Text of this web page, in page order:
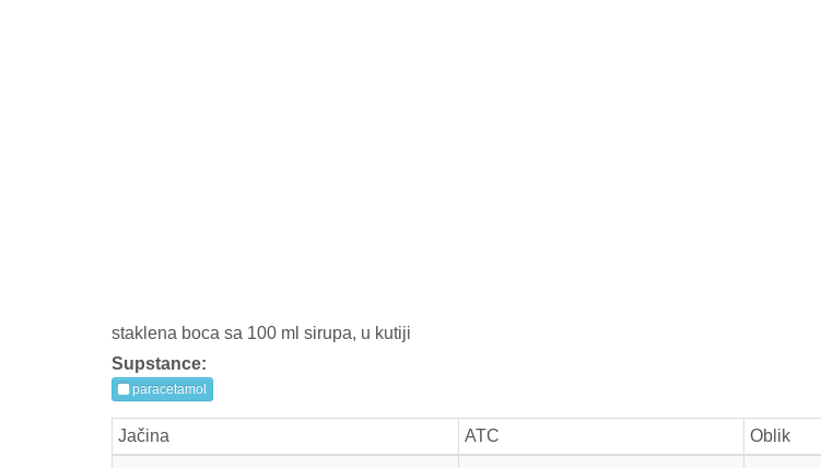
staklena boca sa 100 ml sirupa, u kutiji
Supstance:
paracetamol
Jačina ATC Oblik